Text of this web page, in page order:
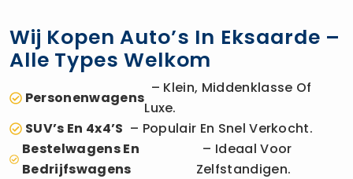
Wij Kopen Auto’s In Eksaarde –
Alle Types Welkom
Personenwagens
– Klein, Middenklasse Of
Luxe.
SUV’s En 4x4’s – Populair En Snel Verkocht.
Bestelwagens En
Bedrijfswagens
– Ideaal Voor
Zelfstandigen.